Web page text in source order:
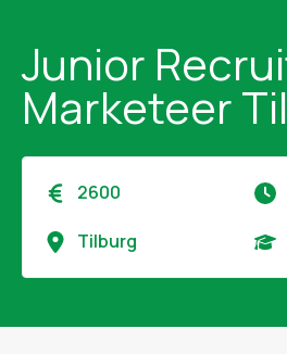
Junior
Marketeer
2600
Tilburg